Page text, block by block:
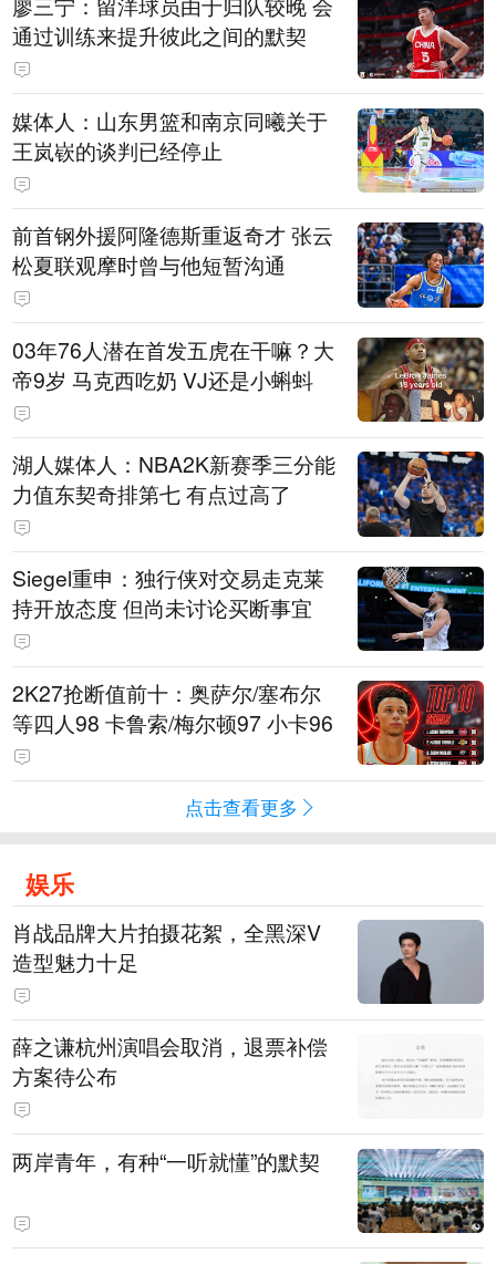
通过训练来提升彼此之间的默契
媒体人：山东男篮和南京同曦关于
王岚嵚的谈判已经停止
前首钢外援阿隆德斯重返奇才 张云
松夏联观摩时曾与他短暂沟通
03年76人潜在首发五虎在干嘛？大
帝9岁 马克西吃奶 VJ还是小蝌蚪
湖人媒体人：NBA2K新赛季三分能
力值东契奇排第七 有点过高了
Siegel重申：独行侠对交易走克莱
持开放态度 但尚未讨论买断事宜
2K27抢断值前十：奥萨尔/塞布尔
等四人98 卡鲁索/梅尔顿97 小卡96
点击查看更多
娱乐
肖战品牌大片拍摄花絮，全黑深V
造型魅力十足
薛之谦杭州演唱会取消，退票补偿
方案待公布
两岸青年，有种“一听就懂”的默契